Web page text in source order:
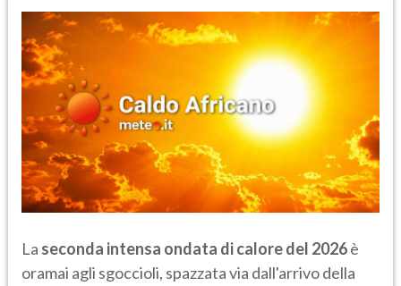
La seconda intensa ondata di calore del 2026è
oramai agli sgoccioli, spazzata via dall'arrivo della